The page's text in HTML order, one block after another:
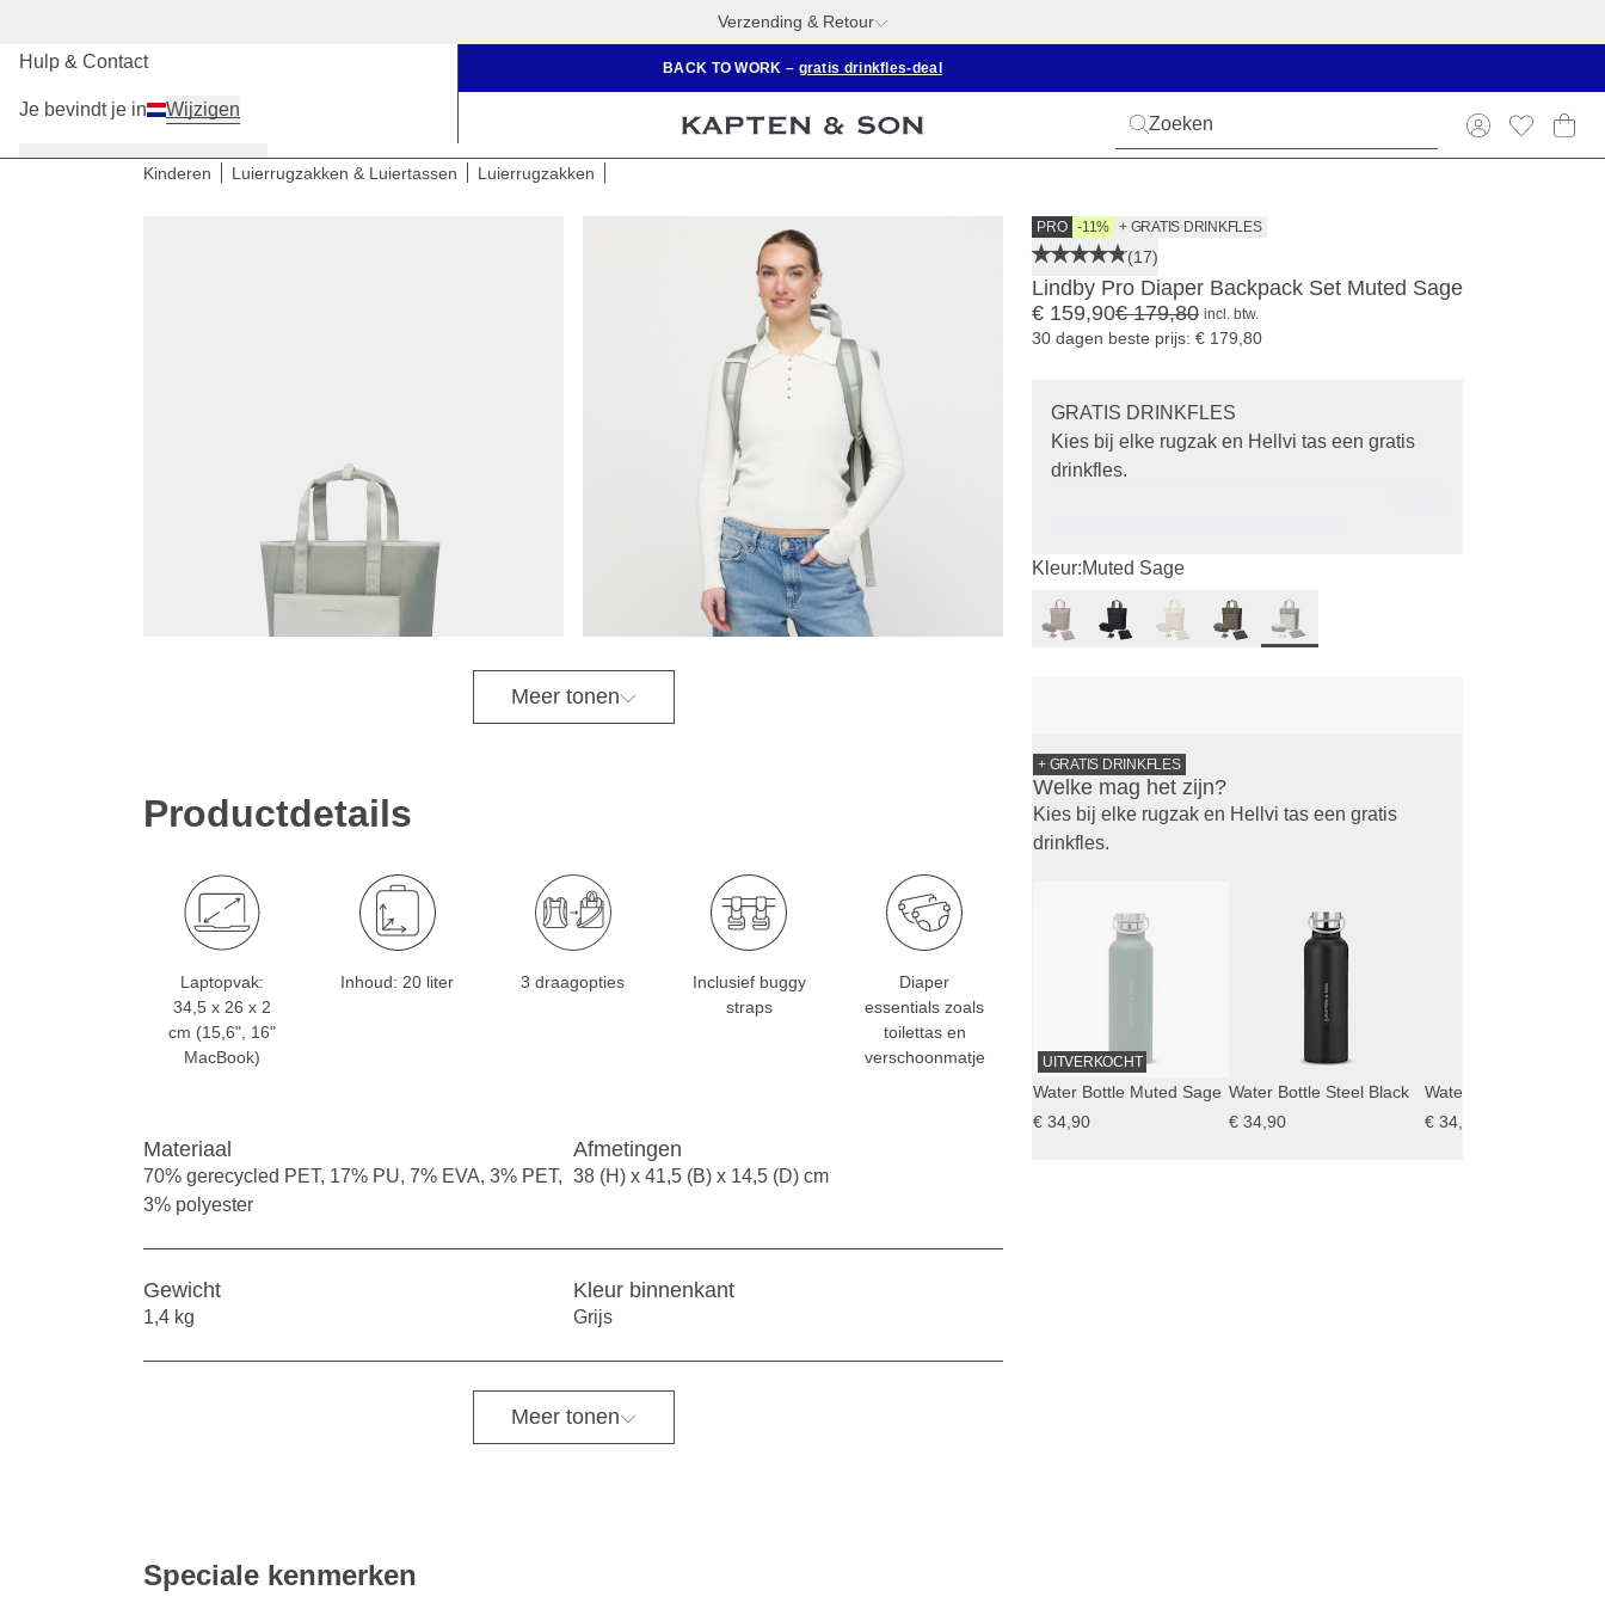
Verzending & Retour
BACK TO WORK – gratis drinkfles-deal
Heren Kinderen
Hulp & Contact
Je bevindt je in Wijzigen
Kinderen Luierrugzakken & Luiertassen Luierrugzakken
Meer tonen
PRO -11% + GRATIS DRINKFLES
(17)
Lindby Pro Diaper Backpack Set Muted Sage
€ 159,90€ 179,80 incl. btw.
30 dagen beste prijs: € 179,80
GRATIS DRINKFLES
Kies bij elke rugzak en Hellvi tas een gratis
drinkfles.
Kleur:Muted Sage
+ GRATIS DRINKFLES
Welke mag het zijn?
Kies bij elke rugzak en Hellvi tas een gratis
drinkfles.
UITVERKOCHT
Water Bottle Muted Sage
€ 34,90
Water Bottle Steel Black
€ 34,90
Water Bottle Walnut
€ 34,90
Productdetails
Laptopvak:
34,5 x 26 x 2
cm (15,6", 16"
MacBook)
Inhoud: 20 liter 3 draagopties
Inclusief buggy
straps
Diaper
essentials zoals
toilettas en
verschoonmatje
Materiaal
70% gerecycled PET, 17% PU, 7% EVA, 3% PET,
3% polyester
Afmetingen
38 (H) x 41,5 (B) x 14,5 (D) cm
Gewicht
1,4 kg
Kleur binnenkant
Grijs
Meer tonen
Speciale kenmerken